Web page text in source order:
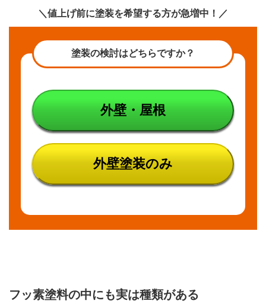
＼値上げ前に塗装を希望する方が急増中！／
塗装の検討はどちらですか？
外壁・屋根
外壁塗装のみ
フッ素塗料の中にも実は種類がある